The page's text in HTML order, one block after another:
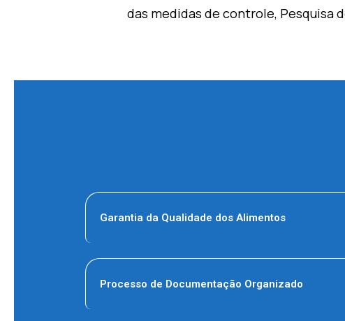
das medidas de controle, Pesquisa
Garantia da Qualidade dos Alimentos
Processo de Documentação Organizado